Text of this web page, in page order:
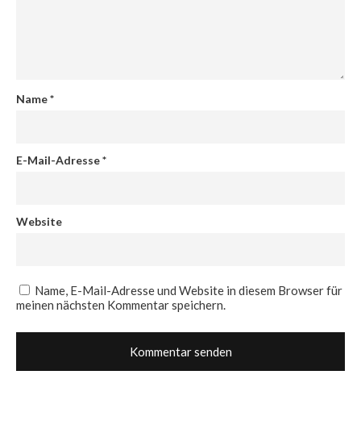
Name*
E-Mail-Adresse*
Website
Name, E-Mail-Adresse und Website in diesem Browser für
meinen nächsten Kommentar speichern.